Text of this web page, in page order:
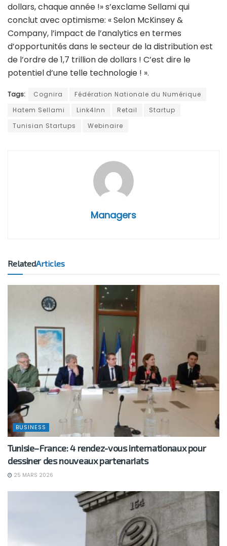
dollars, chaque année !» s’exclame Sellami qui
conclut avec optimisme: « Selon McKinsey &
Company, l’impact de l’analytics en termes
d’opportunités dans le secteur de la distribution est
de l’ordre de 1,7 trillion de dollars ! C’est dire le
potentiel d’une telle technologie ! ».
Tags: Cognira
Fédération Nationale du Numérique
Hatem Sellami
Link4Inn Retail
Startup
Tunisian Startups
Webinaire
Managers
RelatedArticles
BUSINESS
Tunisie–France: 4 rendez-vous internationaux pour
dessiner des nouveaux partenariats
25 MARS 2026